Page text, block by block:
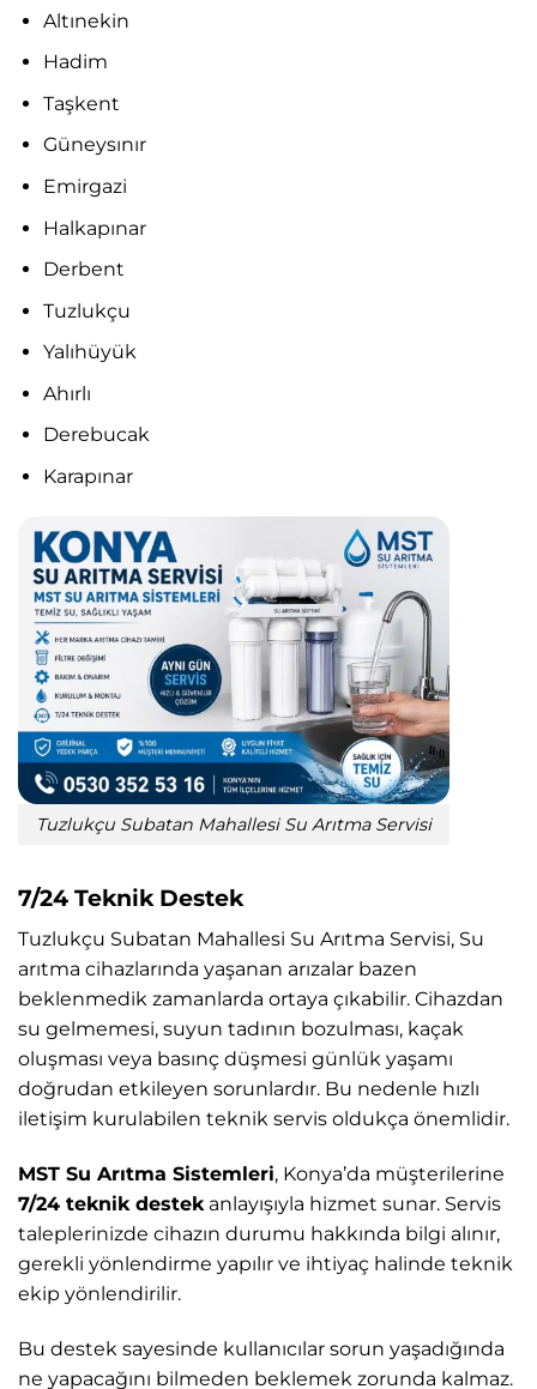
Altınekin
Hadim
Taşkent
Güneysınır
Emirgazi
Halkapınar
Derbent
Tuzlukçu
Yalıhüyük
Ahırlı
Derebucak
Karapınar
Tuzlukçu Subatan Mahallesi Su Arıtma Servisi
7/24 Teknik Destek
Tuzlukçu Subatan Mahallesi Su Arıtma Servisi, Su
arıtma cihazlarında yaşanan arızalar bazen
beklenmedik zamanlarda ortaya çıkabilir. Cihazdan
su gelmemesi, suyun tadının bozulması, kaçak
oluşması veya basınç düşmesi günlük yaşamı
doğrudan etkileyen sorunlardır. Bu nedenle hızlı
iletişim kurulabilen teknik servis oldukça önemlidir.
MST Su Arıtma Sistemleri, Konya’da müşterilerine
7/24 teknik destek anlayışıyla hizmet sunar. Servis
taleplerinizde cihazın durumu hakkında bilgi alınır,
gerekli yönlendirme yapılır ve ihtiyaç halinde teknik
ekip yönlendirilir.
Bu destek sayesinde kullanıcılar sorun yaşadığında
ne yapacağını bilmeden beklemek zorunda kalmaz.